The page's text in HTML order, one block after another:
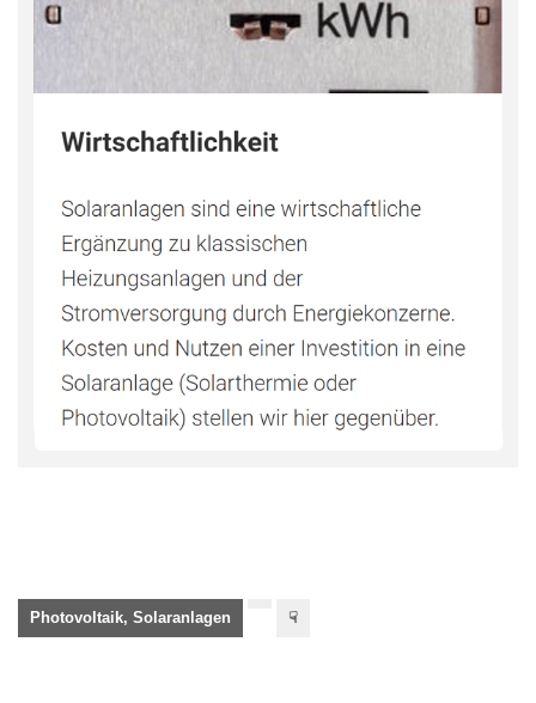
Photovoltaik, Solaranlagen ☟